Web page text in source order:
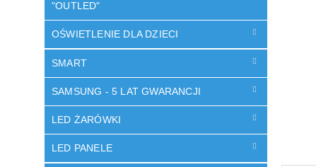
"OUTLED"
OŚWIETLENIE DLA DZIECI
SMART
SAMSUNG - 5 LAT GWARANCJI
LED ŻARÓWKI
LED PANELE